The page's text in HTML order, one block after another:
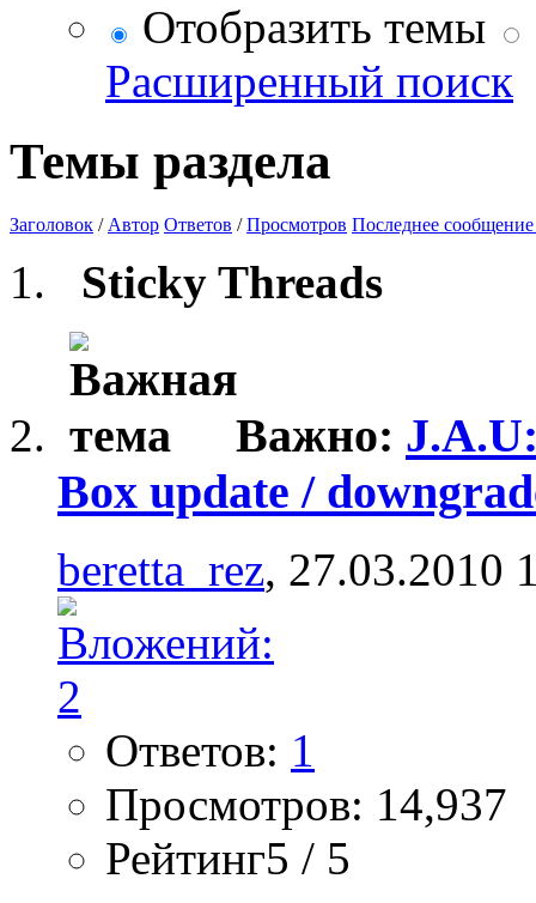
Отобразить темы
Расширенный поиск
Темы раздела
Заголовок / Автор Ответов /Просмотров Последнее сообщение
Sticky Threads
Важно:
Box update /
beretta_rez, 27.03.2010
Ответов: 1
Просмотров: 14,937
Рейтинг5 / 5